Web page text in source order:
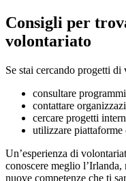
Consigli per
volontariato
Se stai cercando progetti
consultare
contattare
cercare progetti
utilizzare piattaforme
Un’esperienza di
conoscere meglio
nuove competenze che ti